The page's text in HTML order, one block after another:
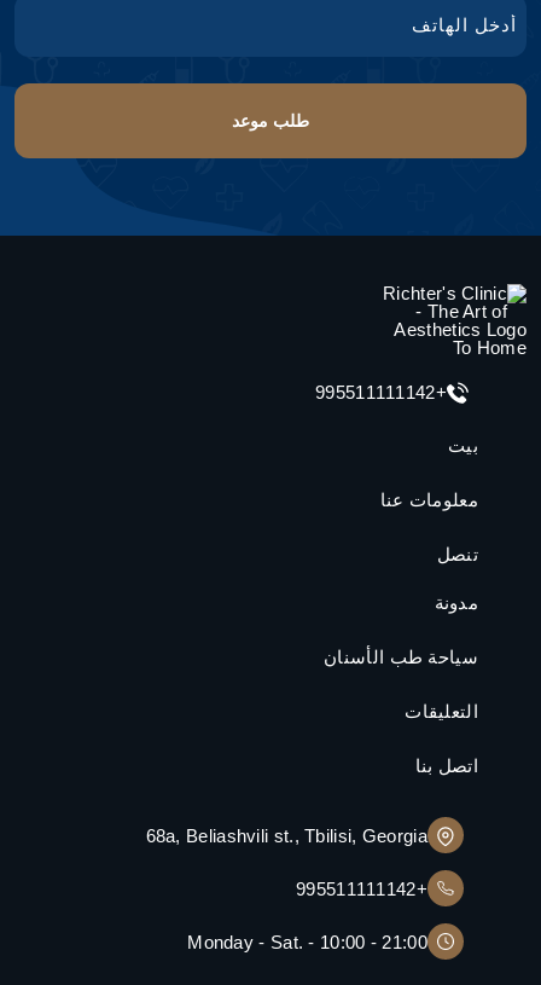
+995511111142
بيت
معلومات عنا
تنصل
مدونة
سياحة طب الأسنان
التعليقات
اتصل بنا
68a, Beliashvili st., Tbilisi, Georgia
+995511111142
Monday - Sat. - 10:00 - 21:00